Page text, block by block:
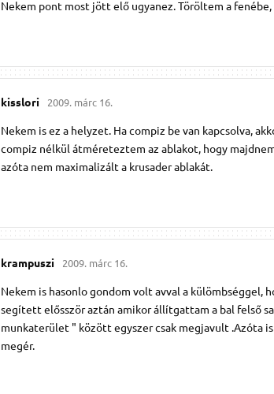
Nekem pont most jött elő ugyanez. Töröltem a
kisslori 2009. márc 16.
Nekem is ez a helyzet. Ha compiz be van kapcsolva,
compiz nélkül átméreteztem az ablakot, hogy
azóta nem maximalizált a krusader ablakát.
krampuszi 2009. márc 16.
Nekem is hasonlo gondom volt avval a külömbséggel,
segített elősször aztán amikor állítgattam a bal felső
munkaterület " között egyszer csak megjavult .Azóta
megér.